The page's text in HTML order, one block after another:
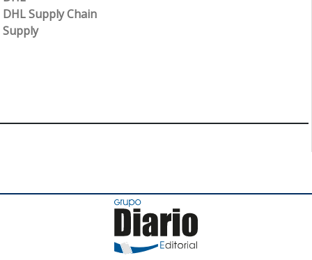
DHL Supply Chain
Supply